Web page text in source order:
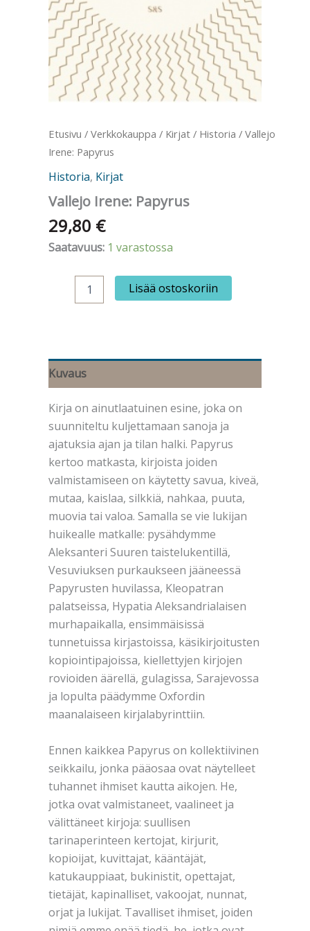
Etusivu / Verkkokauppa / Kirjat / Historia / Vallejo
Irene: Papyrus
Historia, Kirjat
Vallejo Irene: Papyrus
29,80 €
Saatavuus: 1 varastossa
Lisää ostoskoriin
Kuvaus
Kirja on ainutlaatuinen esine, joka on
suunniteltu kuljettamaan sanoja ja
ajatuksia ajan ja tilan halki. Papyrus
kertoo matkasta, kirjoista joiden
valmistamiseen on käytetty savua, kiveä,
mutaa, kaislaa, silkkiä, nahkaa, puuta,
muovia tai valoa. Samalla se vie lukijan
huikealle matkalle: pysähdymme
Aleksanteri Suuren taistelukentillä,
Vesuviuksen purkaukseen jääneessä
Papyrusten huvilassa, Kleopatran
palatseissa, Hypatia Aleksandrialaisen
murhapaikalla, ensimmäisissä
tunnetuissa kirjastoissa, käsikirjoitusten
kopiointipajoissa, kiellettyjen kirjojen
rovioiden äärellä, gulagissa, Sarajevossa
ja lopulta päädymme Oxfordin
maanalaiseen kirjalabyrinttiin.
Ennen kaikkea Papyrus on kollektiivinen
seikkailu, jonka pääosaa ovat näytelleet
tuhannet ihmiset kautta aikojen. He,
jotka ovat valmistaneet, vaalineet ja
välittäneet kirjoja: suullisen
tarinaperinteen kertojat, kirjurit,
kopioijat, kuvittajat, kääntäjät,
katukauppiaat, bukinistit, opettajat,
tietäjät, kapinalliset, vakoojat, nunnat,
orjat ja lukijat. Tavalliset ihmiset, joiden